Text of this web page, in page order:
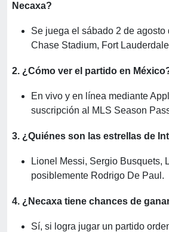
Necaxa?
Se juega el sábado 2 de agosto
Chase Stadium, Fort
2. ¿Cómo ver el partido en
En vivo y en línea mediante
suscripción al MLS Season
3. ¿Quiénes son las estrellas de
Lionel Messi, Sergio Busquets,
posiblemente Rodrigo De Paul.
4. ¿Necaxa tiene chances de
Sí, si logra jugar un partido